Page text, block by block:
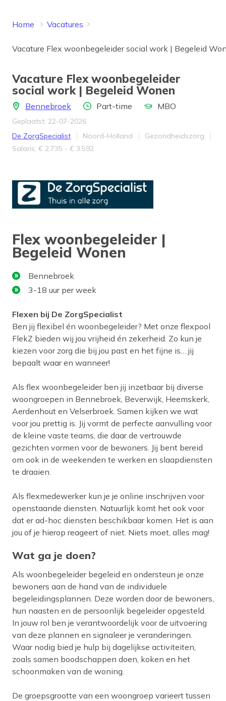
Home Vacatures
Vacature Flex woonbegeleider social work | Begeleid
Vacature Flex woonbegeleider
social work | Begeleid Wonen
LocatieBennebroek Aantal uren
Part-time Opleidingsniveau
MBO
Geplaatst: 22-07-2026
Bedrijf
De ZorgSpecialist Provincie
Noord-Holland Werkveld
Gezondheidszorg
Salaris
Salaris: € 2.735 - € 3.592
Flex woonbegeleider |
Begeleid Wonen
Bennebroek
3-18 uur per week
Flexen bij De ZorgSpecialist
Ben jij flexibel én woonbegeleider? Met onze flexpool
FlekZ bieden wij jou vrijheid én zekerheid. Zo kun je
kiezen voor zorg die bij jou past en het fijne is… jij
bepaalt waar en wanneer!
Als flex woonbegeleider ben jij inzetbaar bij diverse
woongroepen in Bennebroek, Beverwijk, Heemskerk,
Aerdenhout en Velserbroek. Samen kijken we wat
voor jou prettig is. Jij vormt de perfecte aanvulling voor
de kleine vaste teams, die daar de vertrouwde
gezichten vormen voor de bewoners. Jij bent bereid
om ook in de weekenden te werken en slaapdiensten
te draaien.
Als flexmedewerker kun je je online inschrijven voor
openstaande diensten. Natuurlijk komt het ook voor
dat er ad-hoc diensten beschikbaar komen. Het is aan
jou of je hierop reageert of niet. Niets moet, alles mag!
Wat ga je doen?
Als woonbegeleider begeleid en ondersteun je onze
bewoners aan de hand van de individuele
begeleidingsplannen. Deze worden door de bewoners,
hun naasten en de persoonlijk begeleider opgesteld.
In jouw rol ben je verantwoordelijk voor de uitvoering
van deze plannen en signaleer je veranderingen.
Waar nodig bied je hulp bij dagelijkse activiteiten,
zoals samen boodschappen doen, koken en het
schoonmaken van de woning.
De groepsgrootte van een woongroep varieert tussen